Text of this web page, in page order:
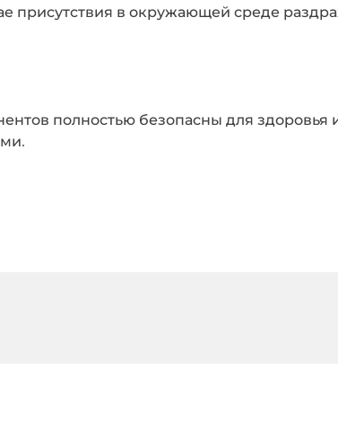
присутствия в окружающей среде
полностью безопасны для